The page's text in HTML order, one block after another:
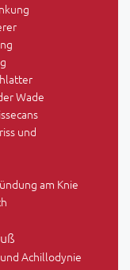
Wade
und
am Knie
Achillodynie